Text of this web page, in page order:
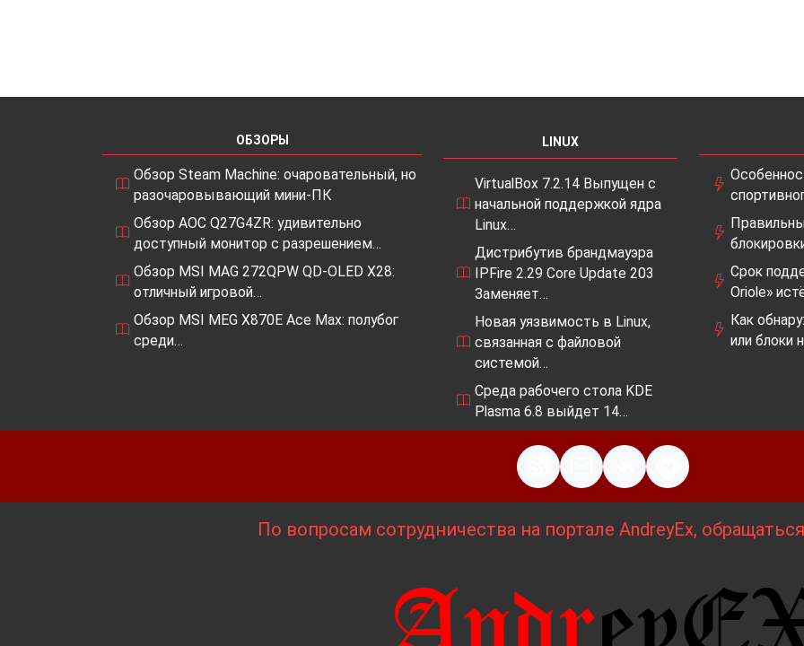
ОБЗОРЫ
Обзор Steam Machine: очаровательный, но
разочаровывающий мини-ПК
Обзор AOC Q27G4ZR: удивительно
доступный монитор с разрешением…
Обзор MSI MAG 272QPW QD-OLED X28:
отличный игровой…
Обзор MSI MEG X870E Ace Max: полубог
среди…
LINUX
VirtualBox 7.2.14 Выпущен с
начальной поддержкой ядра
Linux…
Дистрибутив брандмауэра
IPFire 2.29 Core Update 203
Заменяет…
Новая уязвимость в Linux,
связанная с файловой
системой…
Среда рабочего стола KDE
Plasma 6.8 выйдет 14…
Срок
Oriole»
Как
или блоки
По вопросам сотрудничества на портале AndreyEx,